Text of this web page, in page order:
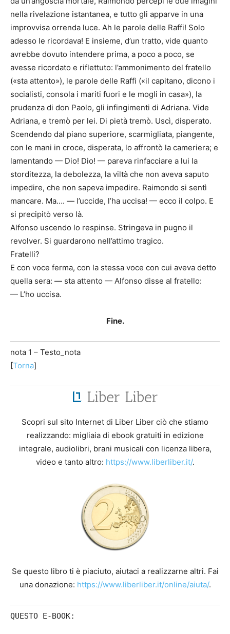
nella rivelazione istantanea, e tutto gli apparve in una
improvvisa orrenda luce. Ah le parole delle Raffi! Solo
adesso le ricordava! E insieme, d’un tratto, vide quanto
avrebbe dovuto intendere prima, a poco a poco, se
avesse ricordato e riflettuto: l’ammonimento del fratello
(«sta attento»), le parole delle Raffi («il capitano, dicono i
socialisti, consola i mariti fuori e le mogli in casa»), la
prudenza di don Paolo, gli infingimenti di Adriana. Vide
Adriana, e tremò per lei. Di pietà tremò. Uscì, disperato.
Scendendo dal piano superiore, scarmigliata, piangente,
con le mani in croce, disperata, lo affrontò la cameriera; e
lamentando — Dio! Dio! — pareva rinfacciare a lui la
storditezza, la debolezza, la viltà che non aveva saputo
impedire, che non sapeva impedire. Raimondo si sentì
mancare. Ma…. — l’uccide, l’ha uccisa! — ecco il colpo. E
si precipitò verso là.
Alfonso uscendo lo respinse. Stringeva in pugno il
revolver. Si guardarono nell’attimo tragico.
Fratelli?
E con voce ferma, con la stessa voce con cui aveva detto
quella sera: — sta attento — Alfonso disse al fratello:
— L’ho uccisa.
Fine.
nota 1 – Testo_nota
[Torna]
Scopri sul sito Internet di Liber Liber ciò che stiamo
realizzando: migliaia di ebook gratuiti in edizione
integrale, audiolibri, brani musicali con licenza libera,
video e tanto altro: https://www.liberliber.it/.
Se questo libro ti è piaciuto, aiutaci a realizzarne altri. Fai
una donazione: https://www.liberliber.it/online/aiuta/.
QUESTO E-BOOK: